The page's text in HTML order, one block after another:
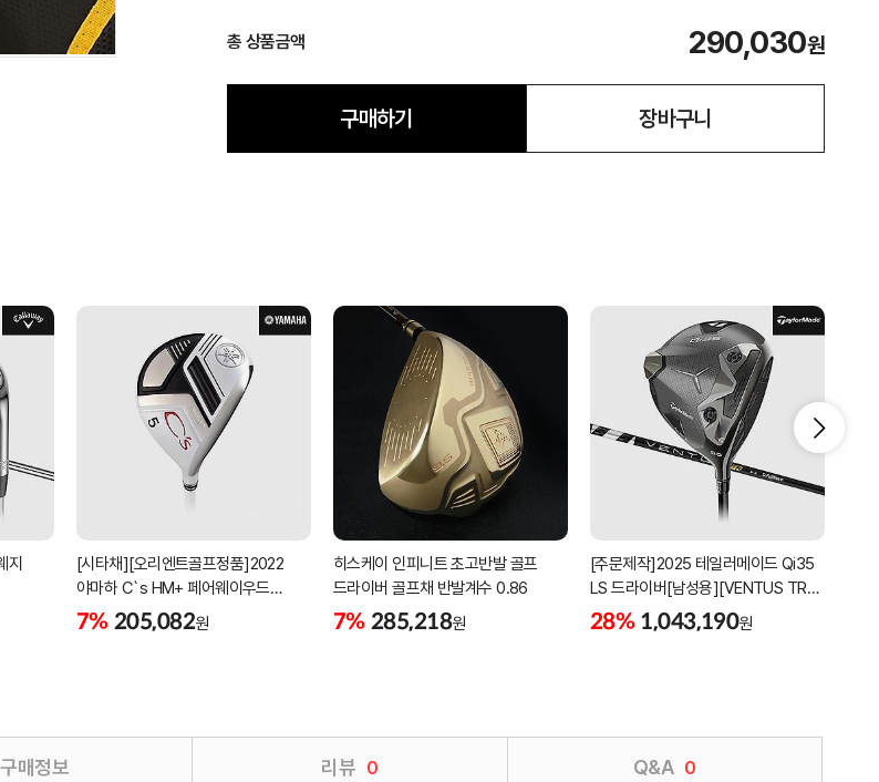
총 상품금액 290,030원
구매하기 장바구니
지
[시타채][오리엔트골프정품]2022
야마하 C`s HM+ 페어웨이우드
[여성용][화이트][C`s HM+
7% 205,082원
히스케이 인피니트 초고반발 골프
드라이버 골프채 반발계수 0.86
7% 285,218원
[주문제작]2025 테일러메이드 Qi35
LS 드라이버[남성용][VENTUS TR
BLACK]
28% 1,043,190원
구매정보 리뷰 0 Q&A 0